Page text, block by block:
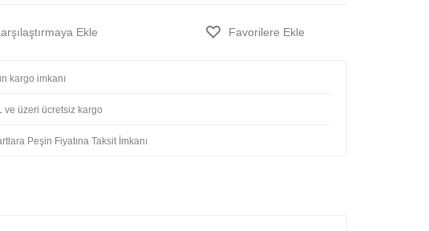
kargo imkanı
ve üzeri ücretsiz kargo
Peşin Fiyatına Taksit İmkanı